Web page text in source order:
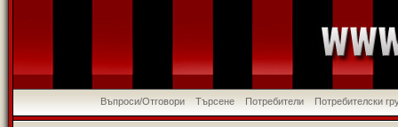
Въпроси/Отговори Търсене Потребители Потребителски